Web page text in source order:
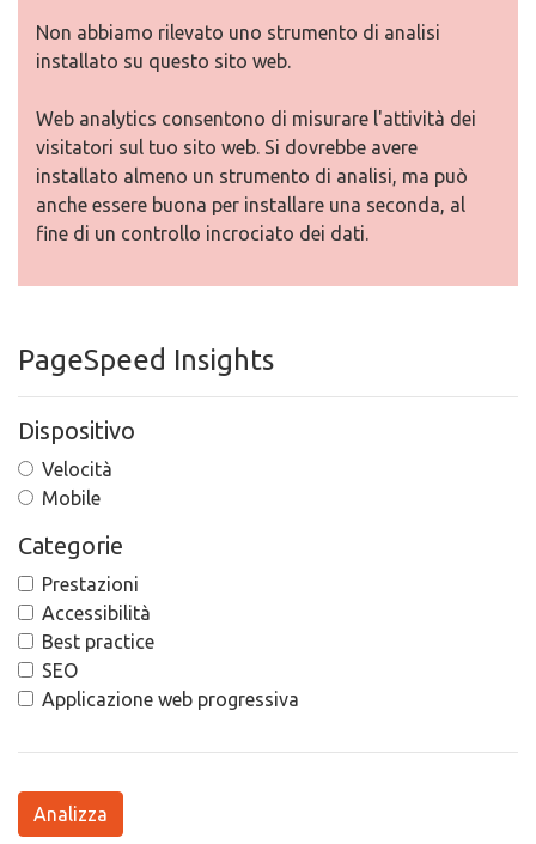
Non abbiamo rilevato uno strumento di analisi
installato su questo sito web.
Web analytics consentono di misurare l'attività dei
visitatori sul tuo sito web. Si dovrebbe avere
installato almeno un strumento di analisi, ma può
anche essere buona per installare una seconda, al
fine di un controllo incrociato dei dati.
PageSpeed Insights
Dispositivo
Velocità
Mobile
Categorie
Prestazioni
Accessibilità
Best practice
SEO
Applicazione web progressiva
Analizza